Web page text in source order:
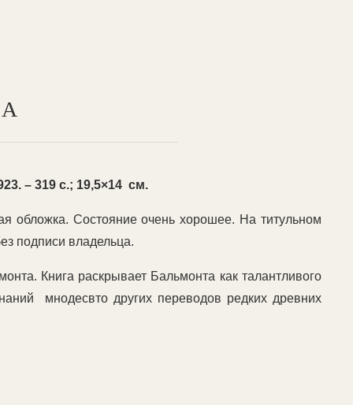
– 319 с.; 19,5×14 см.
обложка. Состояние очень хорошее. На титульном
подписи владельца.
Книга раскрывает Бальмонта как талантливого
мнодесвто других переводов редких древних